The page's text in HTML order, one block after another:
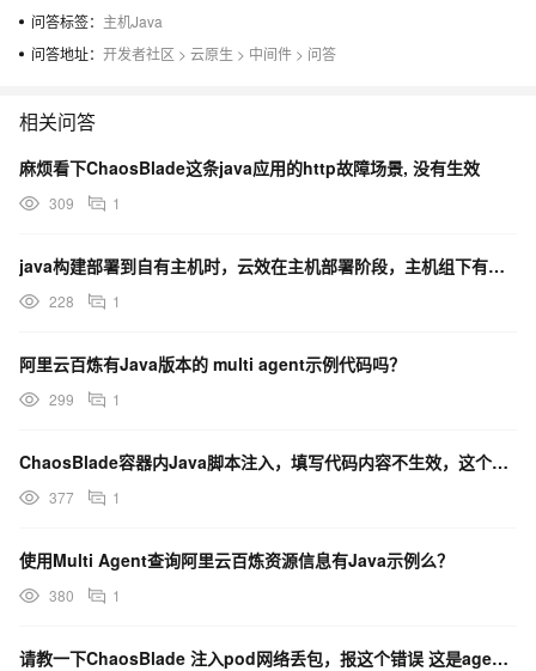
问答标签： 主机Java
问答地址： 开发者社区 > 云原生 > 中间件 > 问答
相关问答
麻烦看下ChaosBlade这条java应用的http故障场景, 没有生效
309 1
java构建部署到自有主机时，云效在主机部署阶段，主机组下有多台主机，怎么指定先启动哪台主机？
228 1
阿里云百炼有Java版本的 multi agent示例代码吗？
299 1
ChaosBlade容器内Java脚本注入，填写代码内容不生效，这个问题有人遇到过吗？
377 1
使用Multi Agent查询阿里云百炼资源信息有Java示例么？
380 1
请教一下ChaosBlade 注入pod网络丢包，报这个错误 这是agent报的，还是box？